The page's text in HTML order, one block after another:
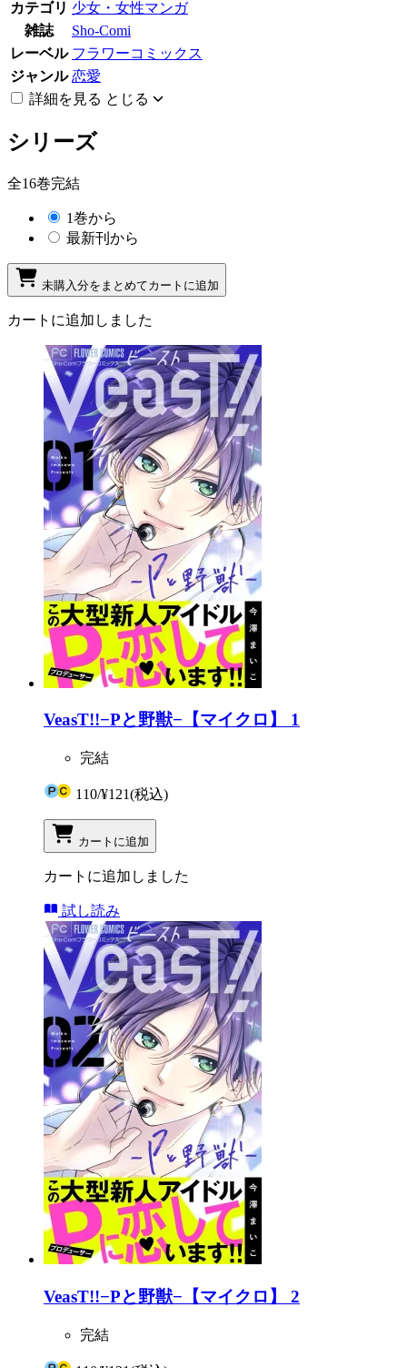
カテゴリ 少女・女性マンガ
雑誌
Sho-Comi
レーベル フラワーコミックス
ジャンル 恋愛
詳細を見る とじる
シリーズ
全16巻完結
1巻から
最新刊から
未購入分をまとめてカートに追加
カートに追加しました
VeasT!!−Pと野獣−【マイクロ】 1
完結
110/¥121(税込)
カートに追加
カートに追加しました
試し読み
VeasT!!−Pと野獣−【マイクロ】 2
完結